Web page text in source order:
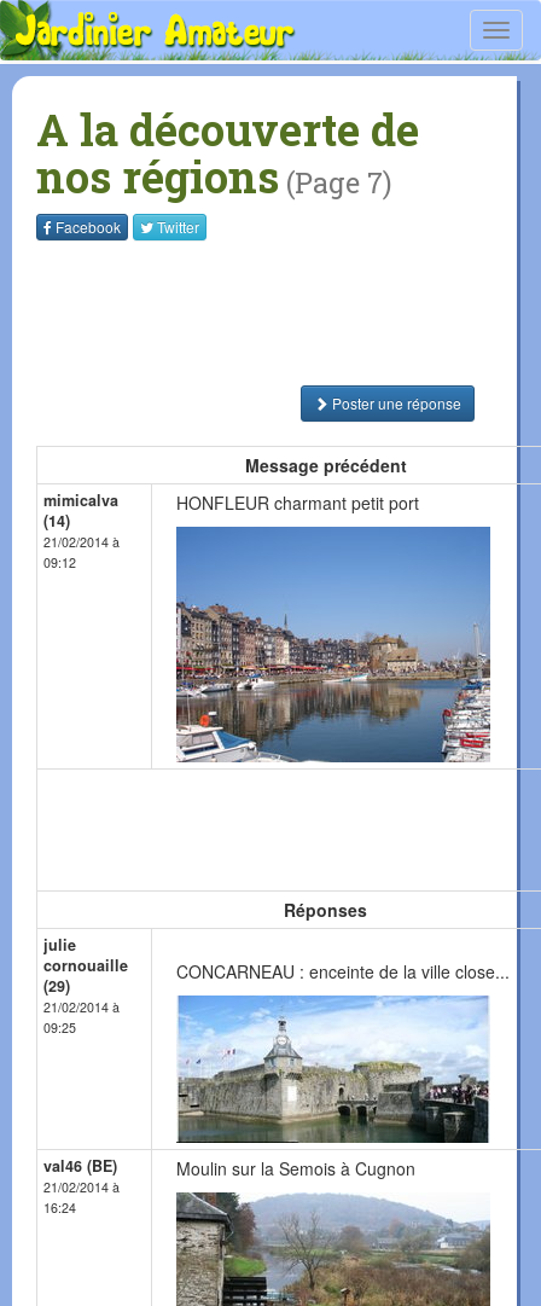
A la découverte de
nos régions (Page 7)
Facebook Twitter
Poster une réponse
Message précédent
mimicalva
(14)
21/02/2014 à
09:12
HONFLEUR charmant petit port
Réponses
julie
cornouaille
(29)
21/02/2014 à
09:25
CONCARNEAU : enceinte de la ville close...
val46 (BE)
21/02/2014 à
16:24
Moulin sur la Semois à Cugnon